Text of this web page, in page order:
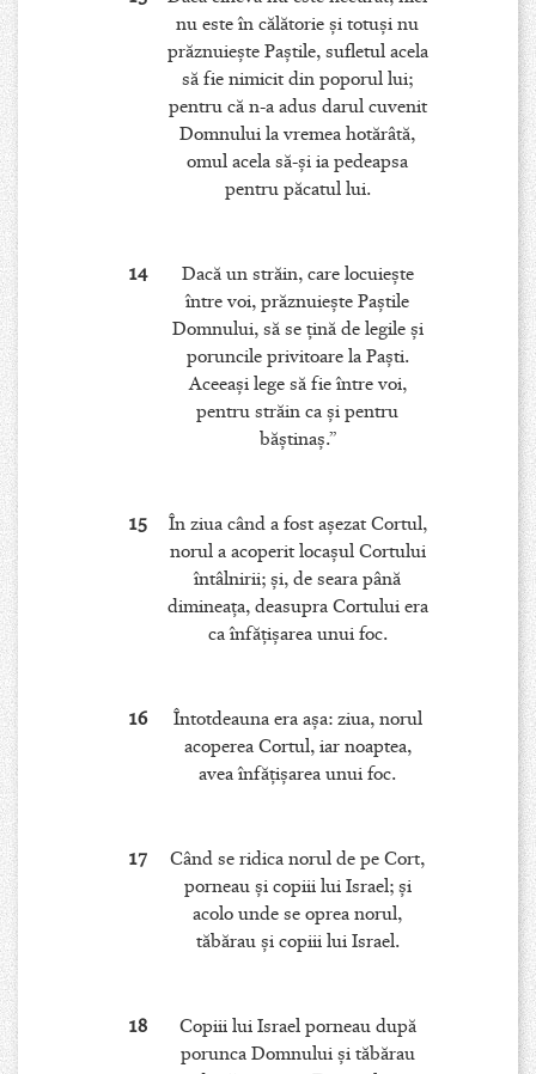
nu este în călătorie şi totuşi nu
prăznuieşte Paştile, sufletul acela
să fie nimicit din poporul lui;
pentru că n-a adus darul cuvenit
Domnului la vremea hotărâtă,
omul acela să-şi ia pedeapsa
pentru păcatul lui.
14
Dacă un străin, care locuieşte
între voi, prăznuieşte Paştile
Domnului, să se ţină de legile şi
poruncile privitoare la Paşti.
Aceeaşi lege să fie între voi,
pentru străin ca şi pentru
băştinaş.”
15
În ziua când a fost aşezat Cortul,
norul a acoperit locaşul Cortului
întâlnirii; şi, de seara până
dimineaţa, deasupra Cortului era
ca înfăţişarea unui foc.
16
Întotdeauna era aşa: ziua, norul
acoperea Cortul, iar noaptea,
avea înfăţişarea unui foc.
17
Când se ridica norul de pe Cort,
porneau şi copiii lui Israel; şi
acolo unde se oprea norul,
tăbărau şi copiii lui Israel.
18
Copiii lui Israel porneau după
porunca Domnului şi tăbărau